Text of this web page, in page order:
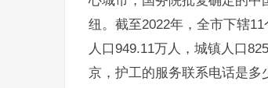
纽。截至2022年，全市下辖
人口949.11万人，城镇人口
京，护工的服务联系电话是多